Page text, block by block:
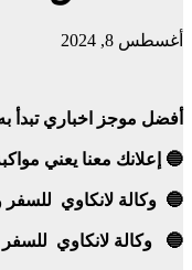
أغسطس 8, 2024
أفضل موجز اخباري تبدأ
🔵 إعلانك معنا يعني
🔵 وكالة لانكاوي للسفر
🔵 وكالة لانكاوي للسفر